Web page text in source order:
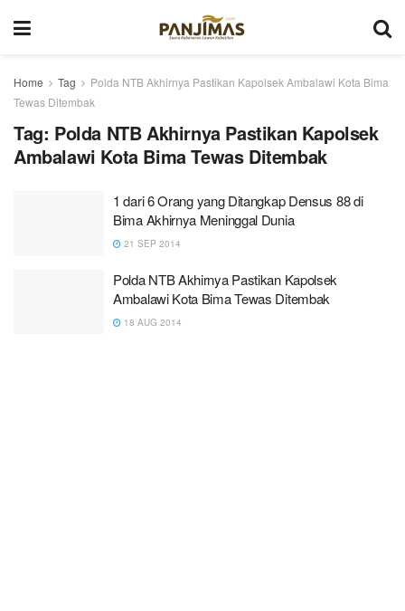
Home Tag
Polda NTB Akhirnya Pastikan Kapolsek Ambalawi Kota Bima
Tewas Ditembak
Tag: Polda NTB Akhirnya Pastikan Kapolsek
Ambalawi Kota Bima Tewas Ditembak
1 dari 6 Orang yang Ditangkap Densus 88 di
Bima Akhirnya Meninggal Dunia
21 SEP 2014
Polda NTB Akhirnya Pastikan Kapolsek
Ambalawi Kota Bima Tewas Ditembak
18 AUG 2014